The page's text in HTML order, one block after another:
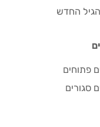
החדש
פתוחים